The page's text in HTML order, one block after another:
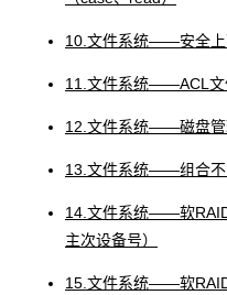
10.文件系统――安全上
11.文件系统――ACL文
12.文件系统――磁盘管
13.文件系统――组合不
14.文件系统――软RAID
主次设备号）
15.文件系统――软